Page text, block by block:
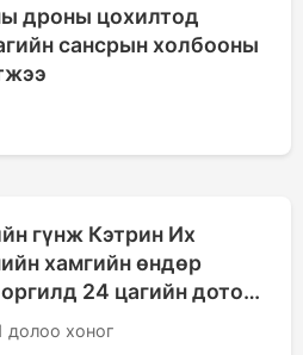
дроны цохилтод
сансрын холбооны
гүнж Кэтрин Их
хамгийн өндөр
оргилд 24 цагийн дотор
долоо хоног